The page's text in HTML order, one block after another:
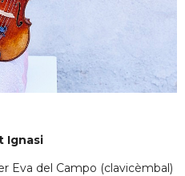
Ignasi
Eva del Campo (clavicèmbal)